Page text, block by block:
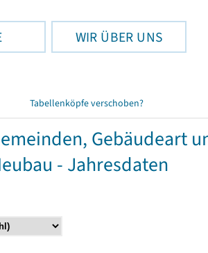
WIR ÜBER UNS
Tabellenköpfe verschoben?
Gebäudeart
- Jahresdaten